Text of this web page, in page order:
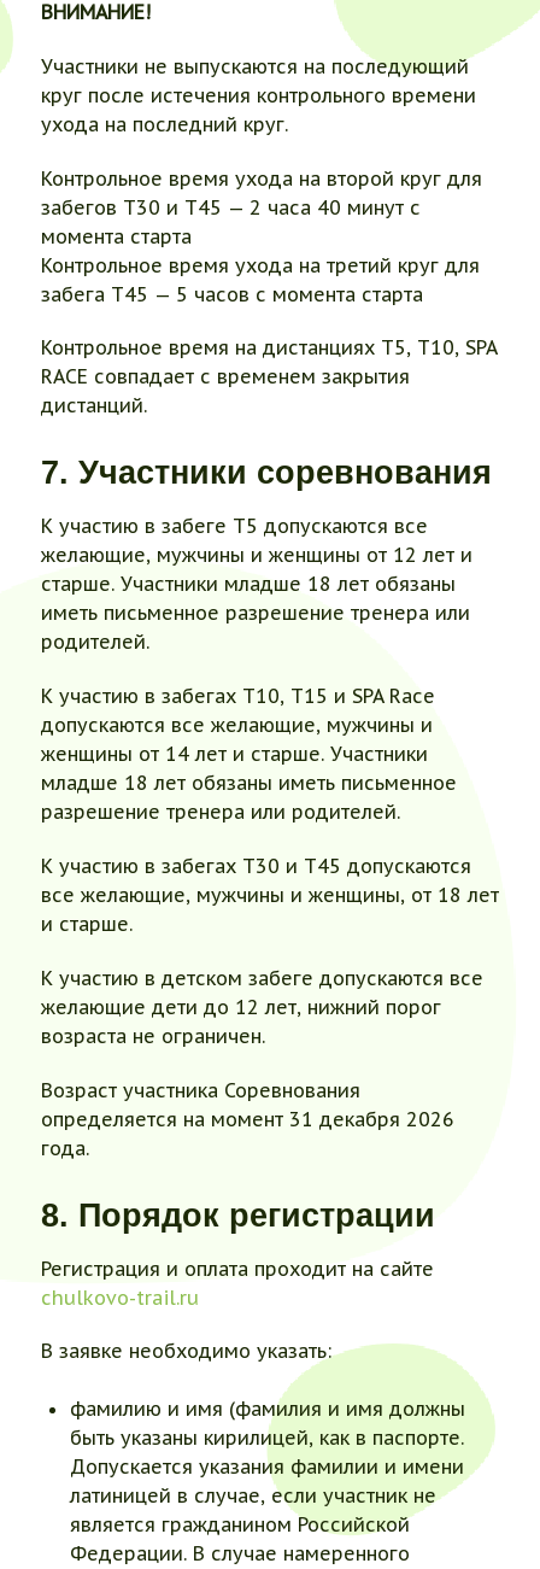
ВНИМАНИЕ!
Участники не выпускаются на последующий
круг после истечения контрольного времени
ухода на последний круг.
Контрольное время ухода на второй круг для
забегов Т30 и Т45 — 2 часа 40 минут с
момента старта
Контрольное время ухода на третий круг для
забега Т45 — 5 часов с момента старта
Контрольное время на дистанциях Т5, Т10, SPA
RACE совпадает с временем закрытия
дистанций.
7. Участники соревнования
К участию в забеге Т5 допускаются все
желающие, мужчины и женщины от 12 лет и
старше. Участники младше 18 лет обязаны
иметь письменное разрешение тренера или
родителей.
К участию в забегах Т10, Т15 и SPA Race
допускаются все желающие, мужчины и
женщины от 14 лет и старше. Участники
младше 18 лет обязаны иметь письменное
разрешение тренера или родителей.
К участию в забегах Т30 и Т45 допускаются
все желающие, мужчины и женщины, от 18 лет
и старше.
К участию в детском забеге допускаются все
желающие дети до 12 лет, нижний порог
возраста не ограничен.
Возраст участника Соревнования
определяется на момент 31 декабря 2026
года.
8. Порядок регистрации
Регистрация и оплата проходит на сайте
сhulkovo-trail.ru
В заявке необходимо указать:
фамилию и имя (фамилия и имя должны
быть указаны кирилицей, как в паспорте.
Допускается указания фамилии и имени
латиницей в случае, если участник не
является гражданином Российской
Федерации. В случае намеренного